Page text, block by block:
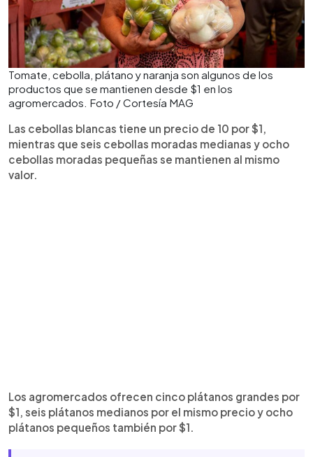
Tomate, cebolla, plátano y naranja son algunos de los
productos que se mantienen desde $1 en los
agromercados. Foto / Cortesía MAG
Las cebollas blancas tiene un precio de 10 por $1,
mientras que seis cebollas moradas medianas y ocho
cebollas moradas pequeñas se mantienen al mismo
valor.
Los agromercados ofrecen cinco plátanos grandes por
$1, seis plátanos medianos por el mismo precio y ocho
plátanos pequeños también por $1.